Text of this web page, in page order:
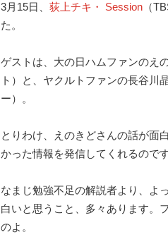
3月15日、 荻上チキ・ Session （
た。
ゲストは、大の日ハムファンのえ
ト）と、ヤクルトファンの長谷川
ー）。
とりわけ、えのきどさんの話が面
かった情報を発信してくれるのです
なまじ勉強不足の解説者より、よ
白いと思うこと、多々あります。
のよ。